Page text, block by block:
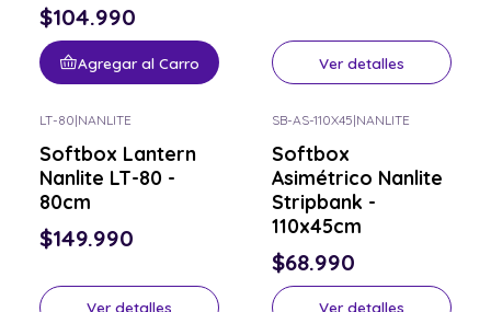
$104.990
Agregar al Carro Ver detalles
LT-80|NANLITE
Softbox Lantern
Nanlite LT-80 -
80cm
$149.990
Ver detalles
SB-AS-110X45|NANLITE
Softbox
Asimétrico Nanlite
Stripbank -
110x45cm
$68.990
Ver detalles